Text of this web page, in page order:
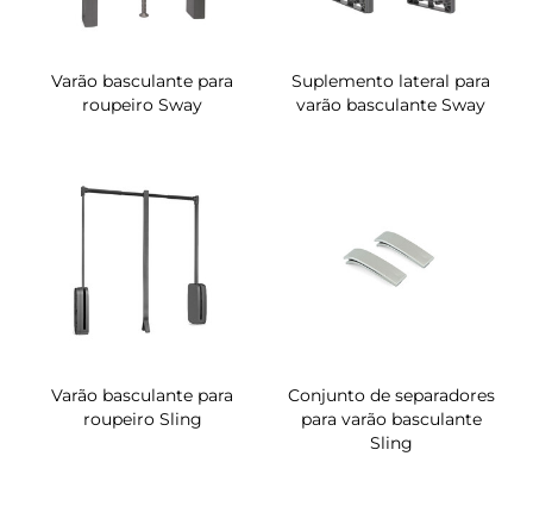
Varão basculante para
roupeiro Sway
Suplemento lateral para
varão basculante Sway
Varão basculante para
roupeiro Sling
Conjunto de separadores
para varão basculante
Sling